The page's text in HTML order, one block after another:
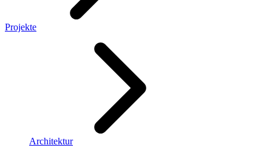
Projekte
Architektur